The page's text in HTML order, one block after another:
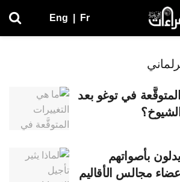
Eng Fr
في توغو بعد
بأصواتهم
مجالس الأقاليم